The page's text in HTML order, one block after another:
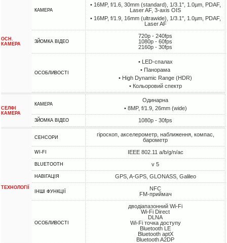
ОСН.
КАМЕРА
КАМЕРА
• 16MP, f/1.6, 30mm (standard), 1/3.1", 1.0µm, PDAF,
Laser AF, 3-axis OIS
• 16MP, f/1.9, 16mm (ultrawide), 1/3.1", 1.0µm, PDAF,
Laser AF
ЗЙОМКА ВІДЕО
720p - 240fps
1080p - 60fps
2160p - 30fps
ОСОБЛИВОСТІ
• LED-спалах
• Панорама
• High Dynamic Range (HDR)
• Кольоровий спектр
СЕЛФІ
КАМЕРА
КАМЕРА
Одинарна
• 8MP, f/1.9, 26mm (wide)
ЗЙОМКА ВІДЕО 1080p - 30fps
ТЕХНОЛОГІЇ
СЕНСОРИ
гіроскоп, акселерометр, наближення, компас,
барометр
WI-FI IEEE 802.11 a/b/g/n/ac
BLUETOOTH v 5
НАВІГАЦІЯ GPS, A-GPS, GLONASS, Galileo
ІНШІ ФУНКЦІЇ
NFC
FM-приймач
ОСОБЛИВОСТІ
дводіапазонний Wi-Fi
Wi-Fi Direct
DLNA
Wi-Fi точка доступу
Bluetooth LE
Bluetooth aptX
Bluetooth A2DP